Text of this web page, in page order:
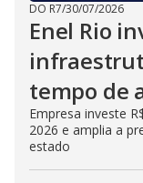
DO R7/30/07/2026
Enel Rio
tempo de
Empresa investe
2026 e amplia a
estado